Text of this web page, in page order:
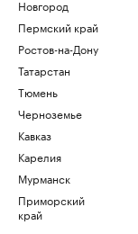
Новгород
Пермский край
Ростов-на-Дону
Татарстан
Тюмень
Черноземье
Кавказ
Карелия
Мурманск
Приморский
край